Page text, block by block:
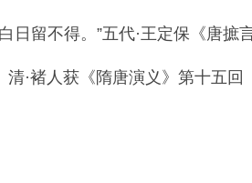
留不得。”五代·王定保《唐摭
·褚人获《隋唐演义》第十五回